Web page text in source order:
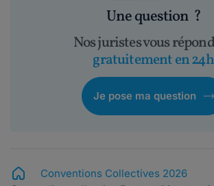
Une question ?
Nos juristes vous
gratuitement en 24h
Je pose ma question
Conventions Collectives 2026